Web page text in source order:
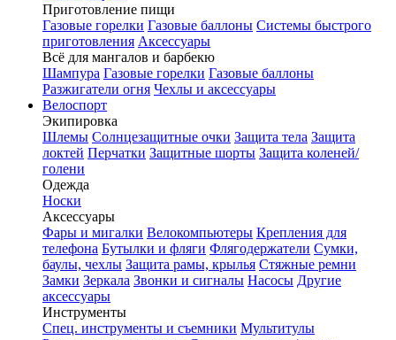
Приготовление пищи
Газовые горелки Газовые баллоны Системы быстрого
приготовления Аксессуары
Всё для мангалов и барбекю
Шампура Газовые горелки Газовые баллоны
Разжигатели огня Чехлы и аксессуары
Велоспорт
Экипировка
Шлемы Солнцезащитные очки Защита тела Защита
локтей Перчатки Защитные шорты Защита коленей/
голени
Одежда
Носки
Аксессуары
Фары и мигалки Велокомпьютеры Крепления для
телефона Бутылки и фляги Флягодержатели Сумки,
баулы, чехлы Защита рамы, крылья Стяжные ремни
Замки Зеркала Звонки и сигналы Насосы Другие
аксессуары
Инструменты
Спец. инструменты и съемники Мультитулы